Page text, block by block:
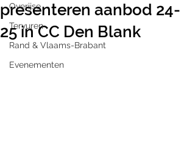
Overijse
Tervuren
Rand & Vlaams-Brabant
Evenementen
presenteren aanbod 24-
25 in CC Den Blank